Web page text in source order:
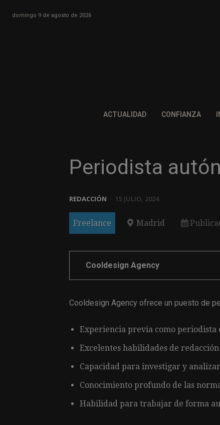
domingo 9 de agosto de 2026
ACTUALIDAD CONFIANZA
Periodista
REDACCIÓN 15 JULIO, 2024
Freelance Madrid
Cooldesign Agency
Cooldesign Agency ofrece un puesto de
Experiencia previa como periodista
Excelentes habilidades de
Capacidad para investigar y
Conocimiento profundo de las
Habilidad para trabajar de forma